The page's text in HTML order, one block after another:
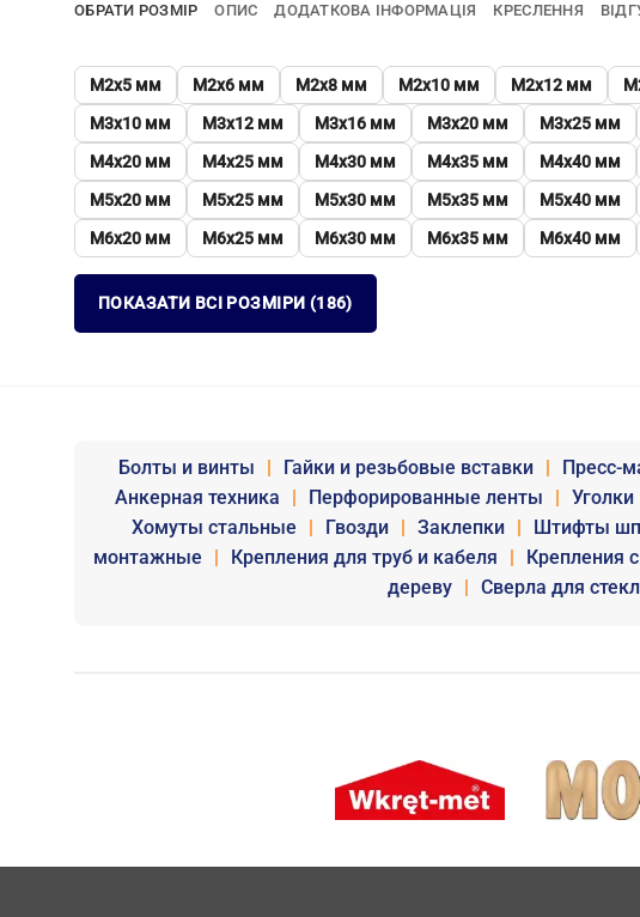
ОБРАТИ РОЗМІР ОПИС ДОДАТКОВА ІНФОРМАЦІЯ КРЕСЛЕННЯ
М2х5 мм М2х6 мм М2х8 мм М2х10 мм М2х12 мм
М3х10 мм
М3х12 мм М3х16 мм М3х20 мм М3х25 мм
М4х20 мм
М4х25 мм М4х30 мм М4х35 мм М4х40 мм
М5х20 мм
М5х25 мм М5х30 мм М5х35 мм М5х40 мм
М6х20 мм
М6х25 мм М6х30 мм М6х35 мм М6х40 мм
ПОКАЗАТИ ВСІ РОЗМІРИ (186)
Болты и винты Гайки и резьбовые вставки Пресс-
Анкерная техника
Перфорированные ленты
Хомуты стальные
Гвозди Заклепки Штифты
монтажные
Крепления для труб и кабеля Крепления
дереву
Сверла для